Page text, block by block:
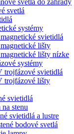
svetlá do záhrady
svetlá
systémy
svietidlá
lišty
lišty nízke
systémy
trojfázové svietidlá
trojfázové lišty
svietidlá
stenu
svietidlá a lustre
bodové svetlá